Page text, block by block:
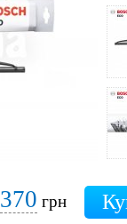
370 грн